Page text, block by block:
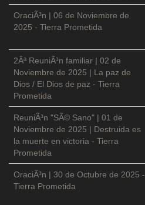
OraciÃ³n | 06 de Noviembre de
2025 - Tierra Prometida
2Âª ReuniÃ³n familiar | 02 de
Noviembre de 2025 | La paz de
Dios / El Dios de paz - Tierra
Prometida
ReuniÃ³n "SÃ© Sano" | 01 de
Noviembre de 2025 | Destruida es
la muerte en victoria - Tierra
Prometida
OraciÃ³n | 30 de Octubre de 2025 -
Tierra Prometida